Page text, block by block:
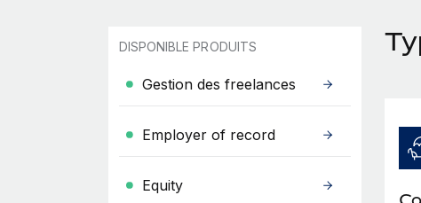
DISPONIBLE PRODUITS
Gestion des freelances
Employer of record
Equity